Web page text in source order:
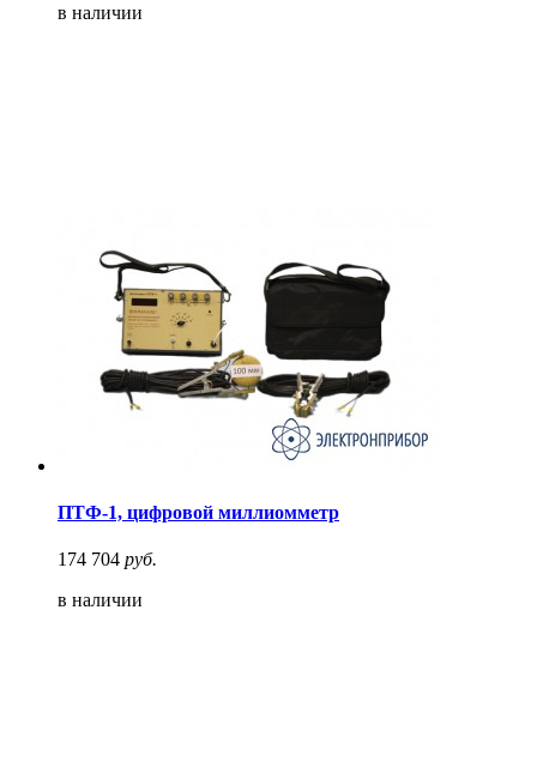
в наличии
ПТФ-1, цифровой миллиомметр
174 704 руб.
в наличии